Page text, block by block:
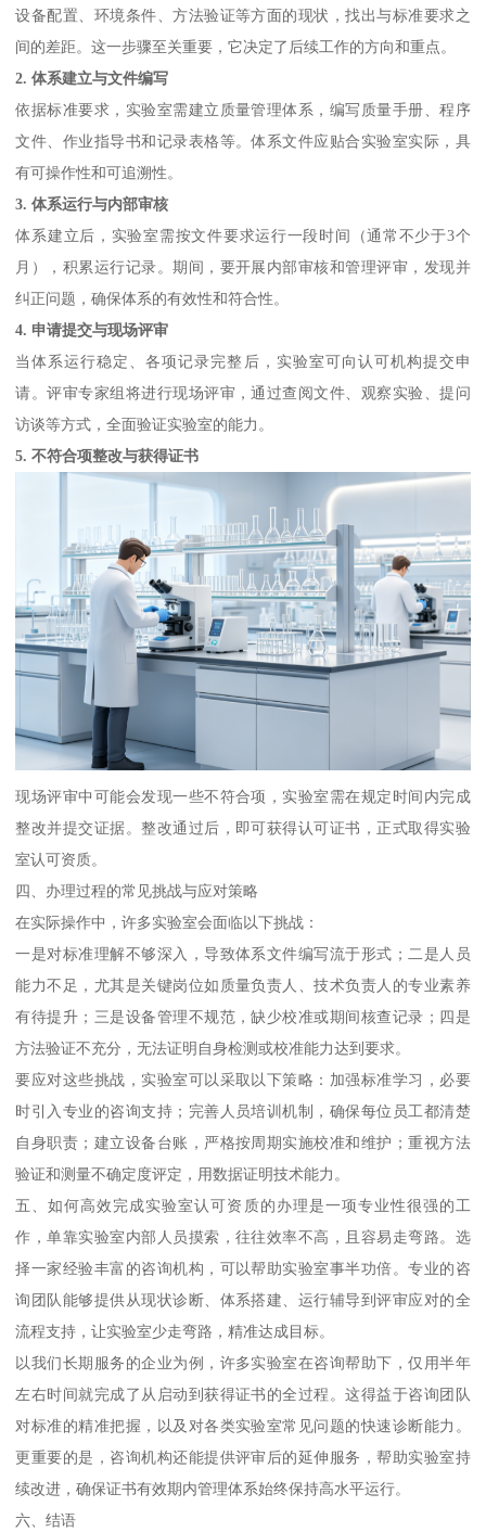
设备配置、环境条件、方法验证等方面的现状，找出与标准要求之
间的差距。这一步骤至关重要，它决定了后续工作的方向和重点。
2. 体系建立与文件编写
依据标准要求，实验室需建立质量管理体系，编写质量手册、程序
文件、作业指导书和记录表格等。体系文件应贴合实验室实际，具
有可操作性和可追溯性。
3. 体系运行与内部审核
体系建立后，实验室需按文件要求运行一段时间（通常不少于3个
月），积累运行记录。期间，要开展内部审核和管理评审，发现并
纠正问题，确保体系的有效性和符合性。
4. 申请提交与现场评审
当体系运行稳定、各项记录完整后，实验室可向认可机构提交申
请。评审专家组将进行现场评审，通过查阅文件、观察实验、提问
访谈等方式，全面验证实验室的能力。
5. 不符合项整改与获得证书
现场评审中可能会发现一些不符合项，实验室需在规定时间内完成
整改并提交证据。整改通过后，即可获得认可证书，正式取得实验
室认可资质。
四、办理过程的常见挑战与应对策略
在实际操作中，许多实验室会面临以下挑战：
一是对标准理解不够深入，导致体系文件编写流于形式；二是人员
能力不足，尤其是关键岗位如质量负责人、技术负责人的专业素养
有待提升；三是设备管理不规范，缺少校准或期间核查记录；四是
方法验证不充分，无法证明自身检测或校准能力达到要求。
要应对这些挑战，实验室可以采取以下策略：加强标准学习，必要
时引入专业的咨询支持；完善人员培训机制，确保每位员工都清楚
自身职责；建立设备台账，严格按周期实施校准和维护；重视方法
验证和测量不确定度评定，用数据证明技术能力。
五、如何高效完成实验室认可资质的办理是一项专业性很强的工
作，单靠实验室内部人员摸索，往往效率不高，且容易走弯路。选
择一家经验丰富的咨询机构，可以帮助实验室事半功倍。专业的咨
询团队能够提供从现状诊断、体系搭建、运行辅导到评审应对的全
流程支持，让实验室少走弯路，精准达成目标。
以我们长期服务的企业为例，许多实验室在咨询帮助下，仅用半年
左右时间就完成了从启动到获得证书的全过程。这得益于咨询团队
对标准的精准把握，以及对各类实验室常见问题的快速诊断能力。
更重要的是，咨询机构还能提供评审后的延伸服务，帮助实验室持
续改进，确保证书有效期内管理体系始终保持高水平运行。
六、结语